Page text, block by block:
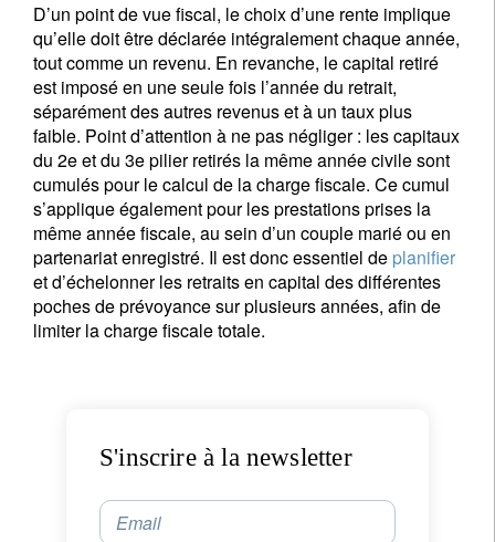
D’un point de vue fiscal, le choix d’une rente implique
qu’elle doit être déclarée intégralement chaque année,
tout comme un revenu. En revanche, le capital retiré
est imposé en une seule fois l’année du retrait,
séparément des autres revenus et à un taux plus
faible. Point d’attention à ne pas négliger : les capitaux
du 2e et du 3e pilier retirés la même année civile sont
cumulés pour le calcul de la charge fiscale. Ce cumul
s’applique également pour les prestations prises la
même année fiscale, au sein d’un couple marié ou en
partenariat enregistré. Il est donc essentiel de planifier
et d’échelonner les retraits en capital des différentes
poches de prévoyance sur plusieurs années, afin de
limiter la charge fiscale totale.
S'inscrire à la newsletter
Email